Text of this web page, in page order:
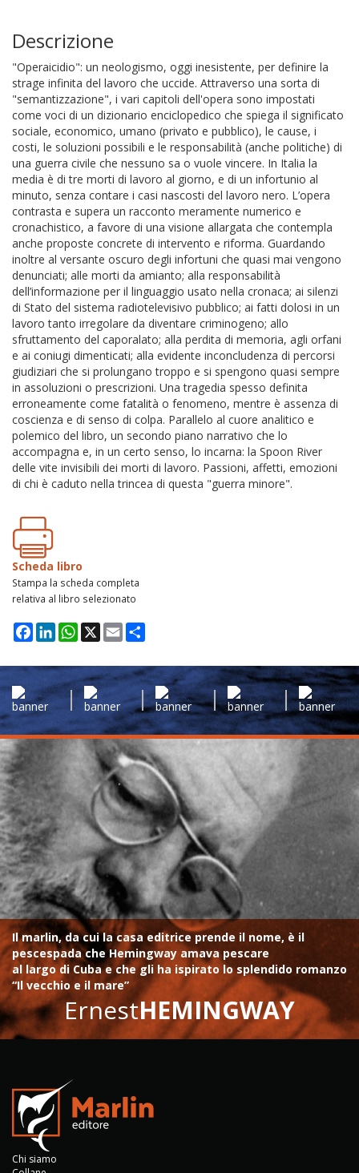
Descrizione
"Operaicidio": un neologismo, oggi inesistente, per definire la
strage infinita del lavoro che uccide. Attraverso una sorta di
"semantizzazione", i vari capitoli dell'opera sono impostati
come voci di un dizionario enciclopedico che spiega il significato
sociale, economico, umano (privato e pubblico), le cause, i
costi, le soluzioni possibili e le responsabilità (anche politiche) di
una guerra civile che nessuno sa o vuole vincere. In Italia la
media è di tre morti di lavoro al giorno, e di un infortunio al
minuto, senza contare i casi nascosti del lavoro nero. L’opera
contrasta e supera un racconto meramente numerico e
cronachistico, a favore di una visione allargata che contempla
anche proposte concrete di intervento e riforma. Guardando
inoltre al versante oscuro degli infortuni che quasi mai vengono
denunciati; alle morti da amianto; alla responsabilità
dell’informazione per il linguaggio usato nella cronaca; ai silenzi
di Stato del sistema radiotelevisivo pubblico; ai fatti dolosi in un
lavoro tanto irregolare da diventare criminogeno; allo
sfruttamento del caporalato; alla perdita di memoria, agli orfani
e ai coniugi dimenticati; alla evidente inconcludenza di percorsi
giudiziari che si prolungano troppo e si spengono quasi sempre
in assoluzioni o prescrizioni. Una tragedia spesso definita
erroneamente come fatalità o fenomeno, mentre è assenza di
coscienza e di senso di colpa. Parallelo al cuore analitico e
polemico del libro, un secondo piano narrativo che lo
accompagna e, in un certo senso, lo incarna: la Spoon River
delle vite invisibili dei morti di lavoro. Passioni, affetti, emozioni
di chi è caduto nella trincea di questa "guerra minore".
Scheda libro
Stampa la scheda completa
relativa al libro selezionato
Facebook
LinkedInWhatsApp
X Email
Il marlin, da cui la casa editrice prende il nome, è il
pescespada che Hemingway amava pescare
al largo di Cuba e che gli ha ispirato lo splendido romanzo
“Il vecchio e il mare”
ErnestHEMINGWAY
Chi siamo